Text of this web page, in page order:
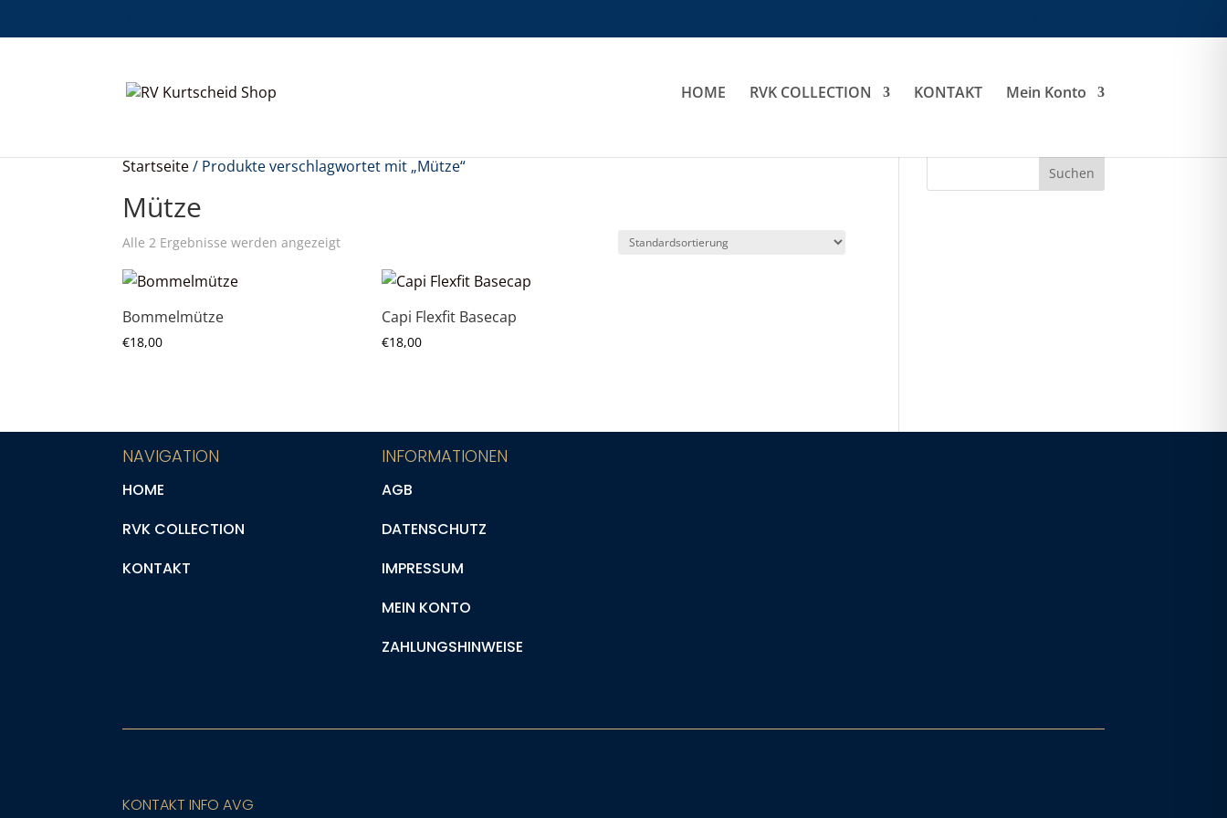
HOME RVK COLLECTION KONTAKT Mein Konto
Startseite/ Produkte verschlagwortet mit „Mütze“
Mütze
Alle 2 Ergebnisse werden angezeigt
Bommelmütze
€18,00
Capi Flexfit Basecap
€18,00
NAVIGATION
HOME
RVK COLLECTION
KONTAKT
INFORMATIONEN
AGB
DATENSCHUTZ
IMPRESSUM
MEIN KONTO
ZAHLUNGSHINWEISE
KONTAKT INFO AVG